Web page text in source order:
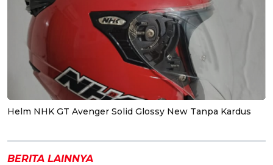
Helm NHK GT Avenger Solid Glossy New Tanpa Kardus
BERITA LAINNYA